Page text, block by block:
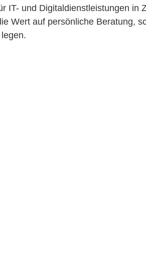
IT- und Digitaldienstleistungen in
Wert auf persönliche Beratung,